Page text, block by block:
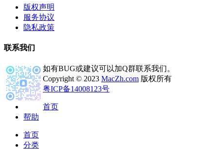
版权声明
服务协议
隐私政策
联系我们
如有BUG或建议可以加Q群联系我们。
Copyright © 2023 MacZh.com 版权所有
粤ICP备14008123号
首页
帮助
首页
分类